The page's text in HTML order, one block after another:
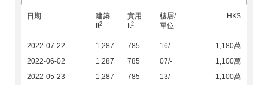
日期
建築
ft2
實用
ft2
樓層/
單位
HK$
2022-07-22 1,287 785 16/-
1,180萬
2022-06-02
1,287 785 07/-
1,100萬
2022-05-23
1,287 785 13/-
1,100萬